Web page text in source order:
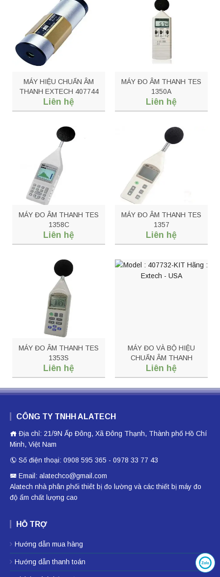
MÁY HIỆU CHUẨN ÂM
THANH EXTECH 407744
Liên hệ
MÁY ĐO ÂM THANH TES
1350A
Liên hệ
MÁY ĐO ÂM THANH TES
1358C
Liên hệ
MÁY ĐO ÂM THANH TES
1357
Liên hệ
MÁY ĐO ÂM THANH TES
1353S
Liên hệ
MÁY ĐO VÀ BỘ HIỆU
CHUẨN ÂM THANH
EXTECH 407732-KIT
Liên hệ
CÔNG TY TNHH ALATECH
Địa chỉ: 21/9N Ấp Đông, Xã Đông Thạnh, Thành phố Hồ Chí
Minh, Việt Nam
Số điện thoại: 0908 595 365 - 0978 33 77 43
Email: alatechco@gmail.com
Alatech nhà phân phối thiêt bị đo lường và các thiết bị máy đo
độ ẩm chất lượng cao
HỖ TRỢ
Hướng dẫn mua hàng
Hướng dẫn thanh toán